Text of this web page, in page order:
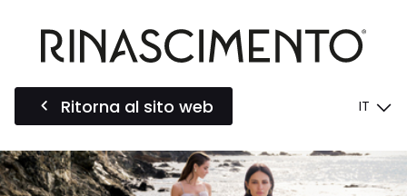
Ritorna al sito web IT